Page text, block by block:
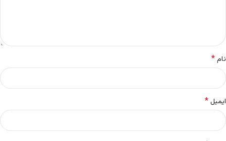
نام*
ایمیل*